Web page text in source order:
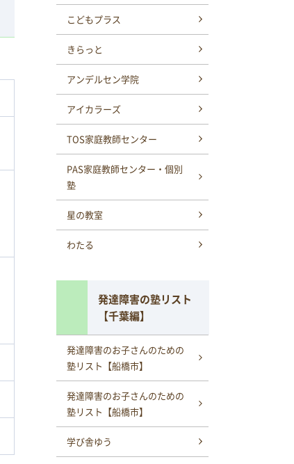
こどもプラス
きらっと
アンデルセン学院
アイカラーズ
TOS家庭教師センター
PAS家庭教師センター・個別
塾
星の教室
わたる
発達障害の塾リスト
【千葉編】
発達障害のお子さんのための
塾リスト【船橋市】
発達障害のお子さんのための
塾リスト【船橋市】
学び舎ゆう